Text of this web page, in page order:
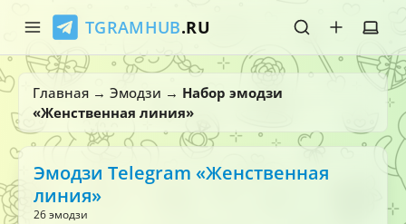
TGRAMHUB.RU
Главная
Стикеры
Боты
Главная → Эмодзи → Набор эмодзи
«Женственная линия»
Эмодзи Telegram «Женственная
линия»
26 эмодзи